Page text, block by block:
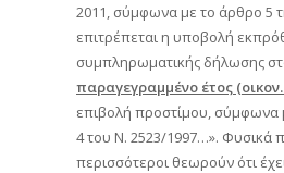
2011, σύμφωνα με το άρθρο 5
επιτρέπεται η υποβολή
συμπληρωματικής δήλωσης
παραγεγραμμένο έτος (οικον.
επιβολή προστίμου, σύμφωνα
4 του Ν. 2523/1997…». Φυσικά
περισσότεροι θεωρούν ότι